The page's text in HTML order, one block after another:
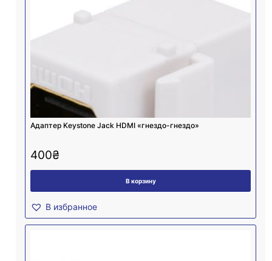
Адаптер Keystone Jack HDMI «гнездо-гнездо»
400₴
В корзину
В избранное